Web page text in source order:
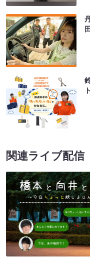
関連ライブ配信